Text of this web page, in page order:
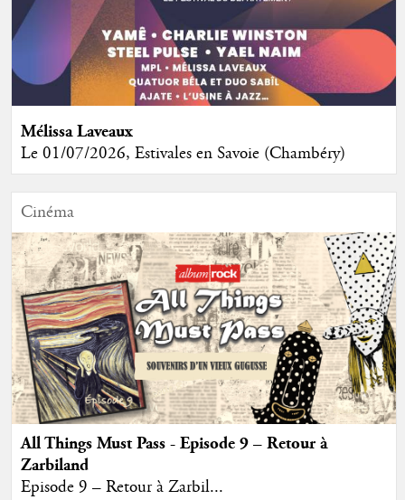
Mélissa Laveaux
Le 01/07/2026, Estivales en Savoie (Chambéry)
Cinéma
All Things Must Pass - Episode 9 – Retour à
Zarbiland
Episode 9 – Retour à Zarbil...